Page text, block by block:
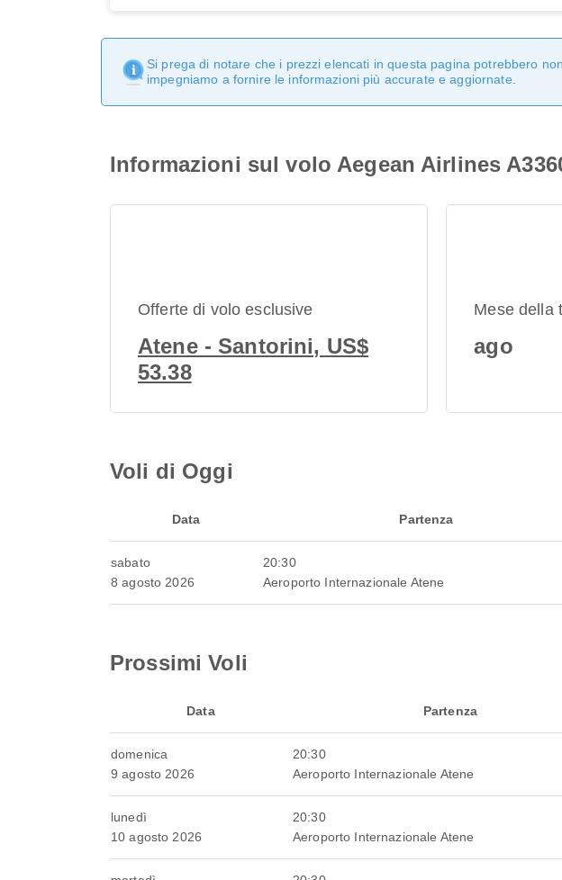
Si prega di notare che i prezzi elencati in questa pagina potrebbero
impegniamo a fornire le informazioni più accurate e aggiornate.
Informazioni sul volo Aegean Airlines
Offerte di volo esclusive
Atene - Santorini, US$
53.38
Mese della
ago
Voli di Oggi
Data Partenza
sabato
8 agosto 2026
20:30
Aeroporto Internazionale Atene
Prossimi Voli
Data Partenza
domenica
9 agosto 2026
20:30
Aeroporto Internazionale Atene
lunedì
10 agosto 2026
20:30
Aeroporto Internazionale Atene